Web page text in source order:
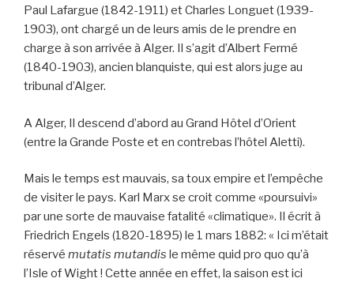
Paul Lafargue (1842-1911) et Charles Longuet (1939-
1903), ont chargé un de leurs amis de le prendre en
charge à son arrivée à Alger. Il s’agit d’Albert Fermé
(1840-1903), ancien blanquiste, qui est alors juge au
tribunal d’Alger.
A Alger, Il descend d’abord au Grand Hôtel d’Orient
(entre la Grande Poste et en contrebas l’hôtel Aletti).
Mais le temps est mauvais, sa toux empire et l’empêche
de visiter le pays. Karl Marx se croit comme «poursuivi»
par une sorte de mauvaise fatalité «climatique». Il écrit à
Friedrich Engels (1820-1895) le 1 mars 1882: « Ici m’était
réservé mutatis mutandis le même quid pro quo qu’à
l’Isle of Wight ! Cette année en effet, la saison est ici